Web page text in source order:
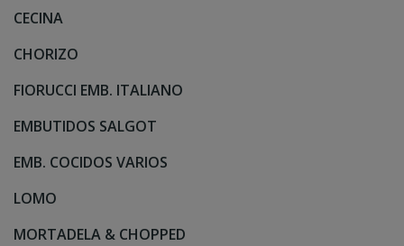
CECINA
CHORIZO
FIORUCCI EMB. ITALIANO
EMBUTIDOS SALGOT
EMB. COCIDOS VARIOS
LOMO
MORTADELA & CHOPPED